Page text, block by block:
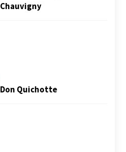
Chauvigny
Don Quichotte